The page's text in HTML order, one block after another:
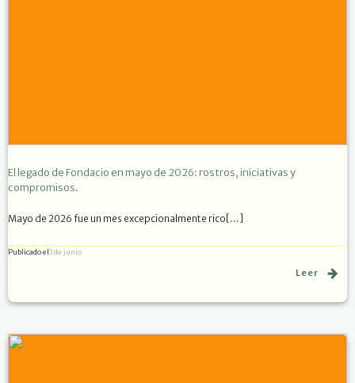
El legado de Fondacio en mayo de 2026: rostros, iniciativas y
compromisos.
Mayo de 2026 fue un mes excepcionalmente rico[…]
Publicado el3 de junio
Leer